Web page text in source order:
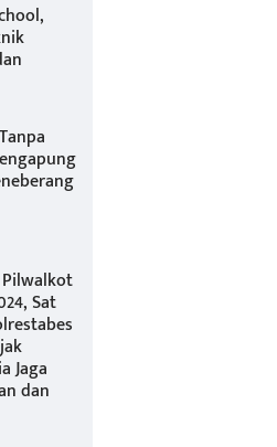
Sat
Jaga
dan